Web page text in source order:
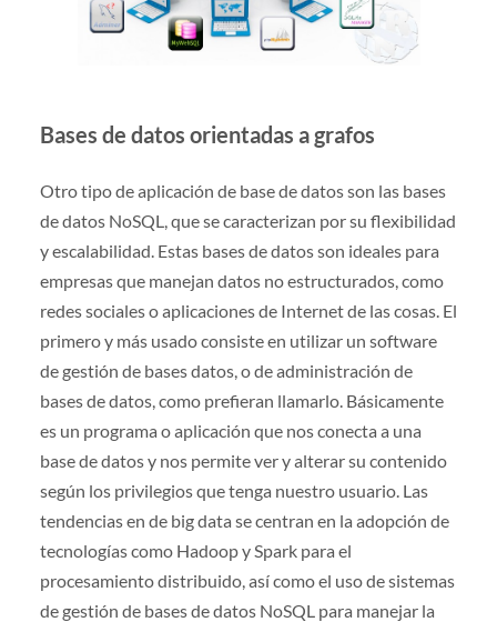
Bases de datos orientadas a grafos
Otro tipo de aplicación de base de datos son las bases
de datos NoSQL, que se caracterizan por su flexibilidad
y escalabilidad. Estas bases de datos son ideales para
empresas que manejan datos no estructurados, como
redes sociales o aplicaciones de Internet de las cosas. El
primero y más usado consiste en utilizar un software
de gestión de bases datos, o de administración de
bases de datos, como prefieran llamarlo. Básicamente
es un programa o aplicación que nos conecta a una
base de datos y nos permite ver y alterar su contenido
según los privilegios que tenga nuestro usuario. Las
tendencias en de big data se centran en la adopción de
tecnologías como Hadoop y Spark para el
procesamiento distribuido, así como el uso de sistemas
de gestión de bases de datos NoSQL para manejar la